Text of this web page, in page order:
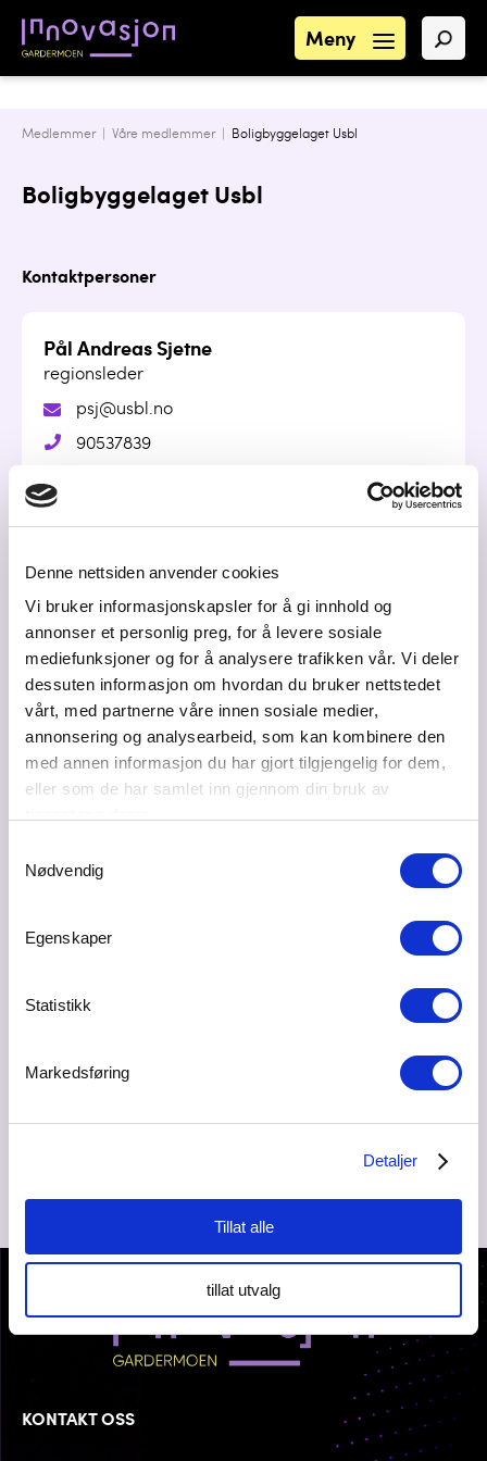
Denne nettsiden anvender cookies
Vi bruker informasjonskapsler for å gi innhold og
annonser et personlig preg, for å levere sosiale
mediefunksjoner og for å analysere trafikken vår. Vi deler
dessuten informasjon om hvordan du bruker nettstedet
vårt, med partnerne våre innen sosiale medier,
annonsering og analysearbeid, som kan kombinere den
med annen informasjon du har gjort tilgjengelig for dem,
eller som de har samlet inn gjennom din bruk av
Nødvendig
Egenskaper
Statistikk
Markedsføring
Detaljer
Tillat alle
tillat utvalg
Meny
Medlemmer | Våre medlemmer| Boligbyggelaget Usbl
Boligbyggelaget Usbl
Kontaktpersoner
Pål Andreas Sjetne
regionsleder
psj@usbl.no
90537839
salgssjef Usbl prosjekt
ronny.sollie@usbl.no
96900630
Besøksadresse
Arbeidersamfunnets plass 1, 0181 Oslo
Bransje
Web
KONTAKT OSS